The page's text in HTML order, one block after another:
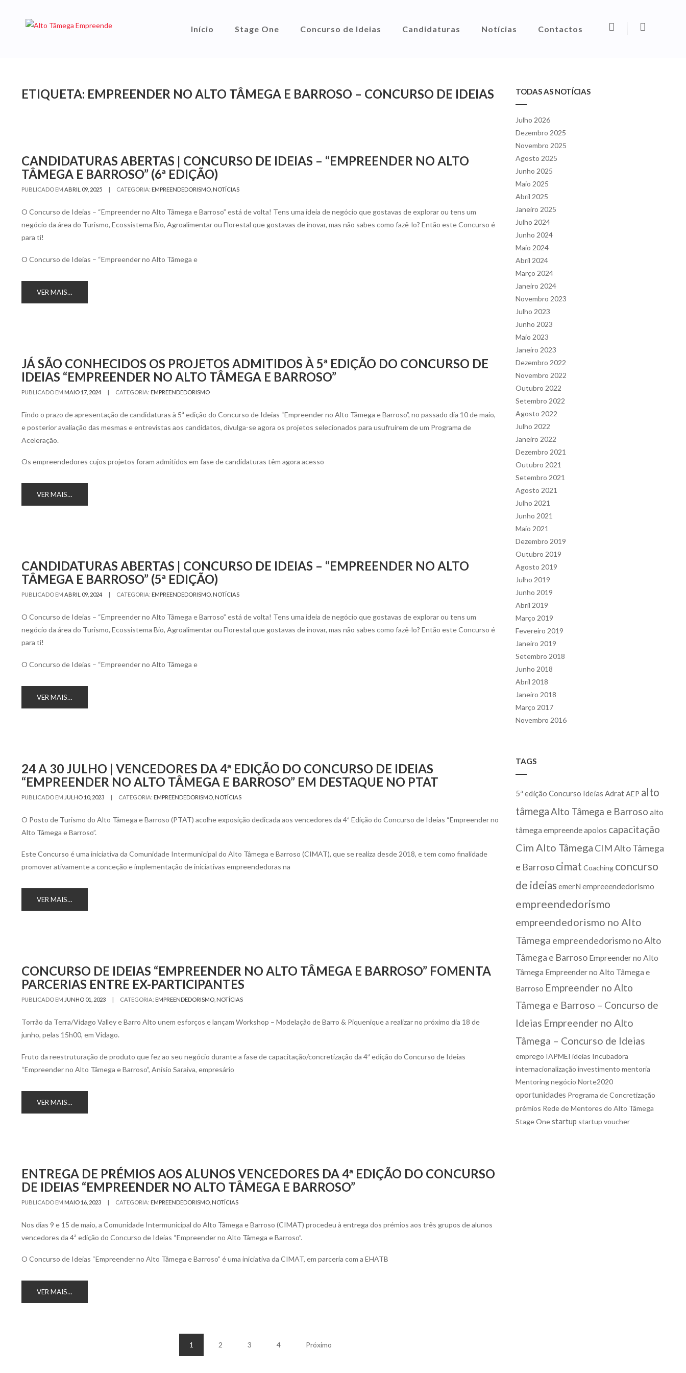
Início Stage One Concurso de Ideias Candidaturas Notícias Contactos
ETIQUETA: EMPREENDER NO ALTO TÂMEGA E BARROSO – CONCURSO DE IDEIAS
CANDIDATURAS ABERTAS | CONCURSO DE IDEIAS – “EMPREENDER NO ALTO
TÂMEGA E BARROSO” (6ª EDIÇÃO)
PUBLICADO EM ABRIL 09, 2025 | CATEGORIA: EMPREENDEDORISMO NOTÍCIAS
O Concurso de Ideias – “Empreender no Alto Tâmega e Barroso” está de volta! Tens uma ideia de negócio que gostavas de explorar ou tens um
negócio da área do Turismo, Ecossistema Bio, Agroalimentar ou Florestal que gostavas de inovar, mas não sabes como fazê-lo? Então este Concurso é
para ti!
O Concurso de Ideias – “Empreender no Alto Tâmega e
VER MAIS…
JÁ SÃO CONHECIDOS OS PROJETOS ADMITIDOS À 5ª EDIÇÃO DO CONCURSO DE
IDEIAS “EMPREENDER NO ALTO TÂMEGA E BARROSO”
PUBLICADO EM MAIO 17, 2024 | CATEGORIA: EMPREENDEDORISMO
Findo o prazo de apresentação de candidaturas à 5ª edição do Concurso de Ideias “Empreender no Alto Tâmega e Barroso”, no passado dia 10 de maio,
e posterior avaliação das mesmas e entrevistas aos candidatos, divulga-se agora os projetos selecionados para usufruírem de um Programa de
Aceleração.
Os empreendedores cujos projetos foram admitidos em fase de candidaturas têm agora acesso
VER MAIS…
CANDIDATURAS ABERTAS | CONCURSO DE IDEIAS – “EMPREENDER NO ALTO
TÂMEGA E BARROSO” (5ª EDIÇÃO)
PUBLICADO EM ABRIL 09, 2024 | CATEGORIA: EMPREENDEDORISMO NOTÍCIAS
O Concurso de Ideias – “Empreender no Alto Tâmega e Barroso” está de volta! Tens uma ideia de negócio que gostavas de explorar ou tens um
negócio da área do Turismo, Ecossistema Bio, Agroalimentar ou Florestal que gostavas de inovar, mas não sabes como fazê-lo? Então este Concurso é
para ti!
O Concurso de Ideias – “Empreender no Alto Tâmega e
VER MAIS…
24 A 30 JULHO | VENCEDORES DA 4ª EDIÇÃO DO CONCURSO DE IDEIAS
“EMPREENDER NO ALTO TÂMEGA E BARROSO” EM DESTAQUE NO PTAT
PUBLICADO EM JULHO 10, 2023 | CATEGORIA: EMPREENDEDORISMO NOTÍCIAS
O Posto de Turismo do Alto Tâmega e Barroso (PTAT) acolhe exposição dedicada aos vencedores da 4ª Edição do Concurso de Ideias “Empreender no
Alto Tâmega e Barroso”.
Este Concurso é uma iniciativa da Comunidade Intermunicipal do Alto Tâmega e Barroso (CIMAT), que se realiza desde 2018, e tem como finalidade
promover ativamente a conceção e implementação de iniciativas empreendedoras na
VER MAIS…
CONCURSO DE IDEIAS “EMPREENDER NO ALTO TÂMEGA E BARROSO” FOMENTA
PARCERIAS ENTRE EX-PARTICIPANTES
PUBLICADO EM JUNHO 01, 2023 | CATEGORIA: EMPREENDEDORISMO NOTÍCIAS
Torrão da Terra/Vidago Valley e Barro Alto unem esforços e lançam Workshop – Modelação de Barro & Piquenique a realizar no próximo dia 18 de
junho, pelas 15h00, em Vidago.
Fruto da reestruturação de produto que fez ao seu negócio durante a fase de capacitação/concretização da 4ª edição do Concurso de Ideias
“Empreender no Alto Tâmega e Barroso”, Anísio Saraiva, empresário
VER MAIS…
ENTREGA DE PRÉMIOS AOS ALUNOS VENCEDORES DA 4ª EDIÇÃO DO CONCURSO
DE IDEIAS “EMPREENDER NO ALTO TÂMEGA E BARROSO”
PUBLICADO EM MAIO 16, 2023 | CATEGORIA: EMPREENDEDORISMO NOTÍCIAS
Nos dias 9 e 15 de maio, a Comunidade Intermunicipal do Alto Tâmega e Barroso (CIMAT) procedeu à entrega dos prémios aos três grupos de alunos
vencedores da 4ª edição do Concurso de Ideias “Empreender no Alto Tâmega e Barroso”.
O Concurso de Ideias “Empreender no Alto Tâmega e Barroso” é uma iniciativa da CIMAT, em parceria com a EHATB
VER MAIS…
1 2 3 4 Próximo
TODAS AS NOTÍCIAS
Julho 2026
Dezembro 2025
Novembro 2025
Agosto 2025
Junho 2025
Maio 2025
Abril 2025
Janeiro 2025
Julho 2024
Junho 2024
Maio 2024
Abril 2024
Março 2024
Janeiro 2024
Novembro 2023
Julho 2023
Junho 2023
Maio 2023
Janeiro 2023
Dezembro 2022
Novembro 2022
Outubro 2022
Setembro 2022
Agosto 2022
Julho 2022
Janeiro 2022
Dezembro 2021
Outubro 2021
Setembro 2021
Agosto 2021
Julho 2021
Junho 2021
Maio 2021
Dezembro 2019
Outubro 2019
Agosto 2019
Julho 2019
Junho 2019
Abril 2019
Março 2019
Fevereiro 2019
Janeiro 2019
Setembro 2018
Junho 2018
Abril 2018
Janeiro 2018
Março 2017
Novembro 2016
TAGS
5ª edição Concurso Ideias Adrat AEP alto
tâmegaAlto Tâmega e Barroso alto
tâmega empreendeapoios capacitação
Cim Alto Tâmega CIM Alto Tâmega
e Barroso cimat Coaching concurso
de ideias emerN empreeendedorismo
empreendedorismo
empreendedorismo no Alto
Tâmega empreendedorismo no Alto
Tâmega e Barroso Empreender no Alto
Tâmega Empreender no Alto Tâmega e
Barroso Empreender no Alto
Tâmega e Barroso – Concurso de
Ideias Empreender no Alto
Tâmega – Concurso de Ideias
emprego IAPMEI ideias Incubadora
internacionalização investimento mentoria
Mentoring negócio Norte2020
oportunidades Programa de Concretização
prémios Rede de Mentores do Alto Tâmega
Stage One startup startup voucher